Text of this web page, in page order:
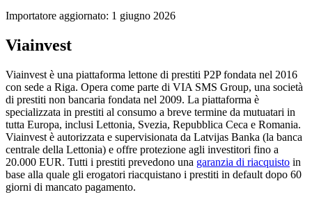
Importatore aggiornato: 1 giugno 2026
Viainvest
Viainvest è una piattaforma lettone di prestiti P2P fondata nel 2016
con sede a Riga. Opera come parte di VIA SMS Group, una società
di prestiti non bancaria fondata nel 2009. La piattaforma è
specializzata in prestiti al consumo a breve termine da mutuatari in
tutta Europa, inclusi Lettonia, Svezia, Repubblica Ceca e Romania.
Viainvest è autorizzata e supervisionata da Latvijas Banka (la banca
centrale della Lettonia) e offre protezione agli investitori fino a
20.000 EUR. Tutti i prestiti prevedono una garanzia di riacquisto in
base alla quale gli erogatori riacquistano i prestiti in default dopo 60
giorni di mancato pagamento.